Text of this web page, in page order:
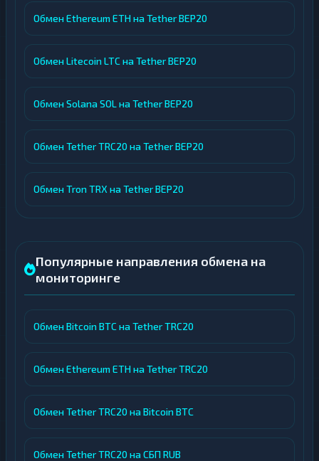
Обмен Ethereum ETH на Tether BEP20
Обмен Litecoin LTC на Tether BEP20
Обмен Solana SOL на Tether BEP20
Обмен Tether TRC20 на Tether BEP20
Обмен Tron TRX на Tether BEP20
Популярные направления обмена на
мониторинге
Обмен Bitcoin BTC на Tether TRC20
Обмен Ethereum ETH на Tether TRC20
Обмен Tether TRC20 на Bitcoin BTC
Обмен Tether TRC20 на СБП RUB